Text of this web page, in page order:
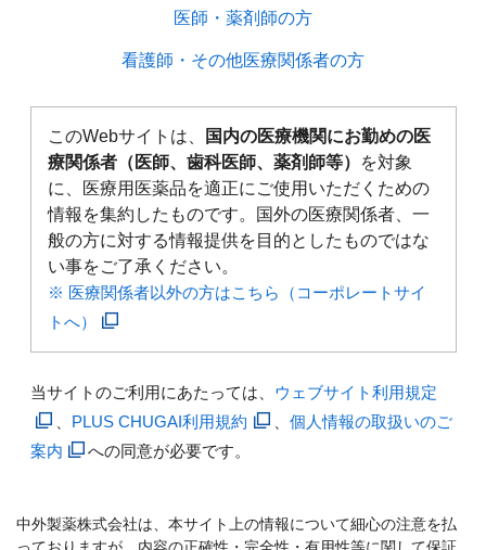
医師・薬剤師の方​
看護師・その他医療関係者の方​
このWebサイトは、
国内の医療機関にお勤めの医
療関係者（医師、歯科医師、薬剤師等）
を対象
に、医療用医薬品を適正にご使用いただくための
情報を集約したものです。国外の医療関係者、一
般の方に対する情報提供を目的としたものではな
い事をご了承ください。
※ 医療関係者以外の方はこちら（コーポレートサイ
トへ）
当サイトのご利用にあたっては、 ウェブサイト利用規定
PLUS CHUGAI利用規約
個人情報の取扱いのご
案内
への同意が必要です。
中外製薬株式会社は、本サイト上の情報について細心の注意を払
っておりますが、内容の正確性・完全性・有用性等に関して保証